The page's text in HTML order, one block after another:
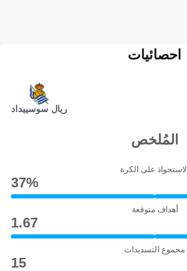
احصائيات
ريال سوسييداد
المُلخص
الاستحواذ على الكرة
37‎%‎
أهداف متوقعة
1.67
مجموع التسديدات
15